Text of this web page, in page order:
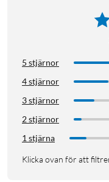
Mjölk (3%): 1 ½ dl
Instruktioner
kastrull.
Sänk värmen en
om med en slev
5 stjärnor
4 stjärnor
3 stjärnor
2 stjärnor
1 stjärna
Klicka ovan för att